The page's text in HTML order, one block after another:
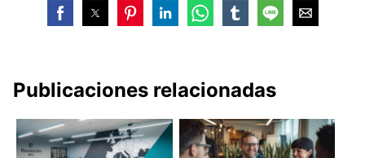
Publicaciones relacionadas